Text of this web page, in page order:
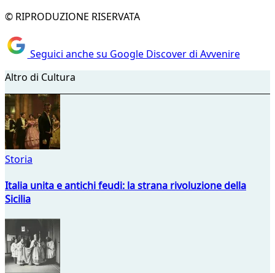
© RIPRODUZIONE RISERVATA
Seguici anche su Google Discover di Avvenire
Altro di Cultura
Storia
Italia unita e antichi feudi: la strana rivoluzione della
Sicilia